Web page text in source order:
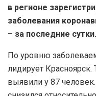
в регионе
заболевания
– за последние сутки.
По уровню
лидирует
выявили у 87